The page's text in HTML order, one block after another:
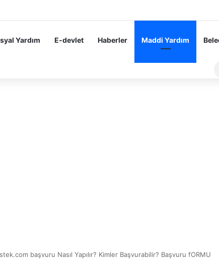
Hemen Başvursun 10 BİN 200 TL Karne Parası Başarı Teşvik
Yardım E-devlet Haberler Maddi Yardım
başvuru Nasıl Yapılır? Kimler Başvurabilir? Başvuru fORMU